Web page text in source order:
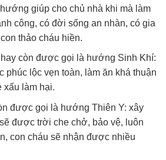
giúp cho chủ nhà khi mà làm
công, có đời sống an nhàn, có gia
thảo cháu hiền.
còn được gọi là hướng Sinh Khí:
phúc lộc vẹn toàn, làm ăn khá thuận
xấu làm hại.
được gọi là hướng Thiên Y: xây
được trời che chở, bảo vệ, luôn
con cháu sẽ nhận được nhiều